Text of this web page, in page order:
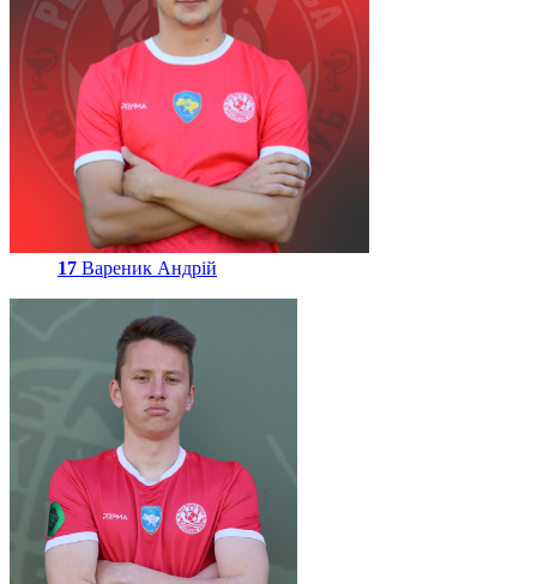
17 Вареник Андрій